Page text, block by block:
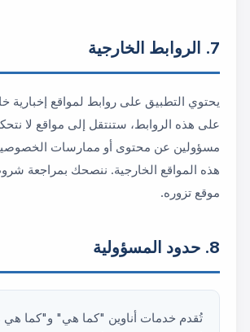
7. الروابط الخارجية
يحتوي التطبيق على روابط لمواقع إخبارية
على هذه الروابط، ستنتقل إلى مواقع لا
مسؤولين عن محتوى أو ممارسات
هذه المواقع الخارجية. ننصحك بمراجعة
موقع تزوره.
8. حدود المسؤولية
تُقدم خدمات أناوين "كما هي" و"كما هي